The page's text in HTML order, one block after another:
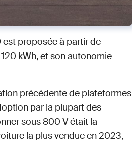
est proposée à partir de
kWh, et son autonomie
précédente de plateformes
par la plupart des
sous 800 V était la
la plus vendue en 2023,